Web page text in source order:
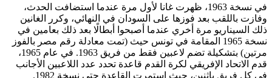
في نسخة 1963، ظهرت غانا لأول مرة عندما استضافت الحدث،
وفازت باللقب بعد فوزها على السودان في النهائي، وكرر الغانين
ذلك السيناريو مرة أخري عندما أصبحوا أبطالًا بعد ذلك بعامين في
نسخة 1965 المقامة في تونس حيث (تمت معادلة رقم مصر بالفوز
مرتين) بتشكيلة تضم لاعبين فقط من فريق 1963. في عام 1965،
قدم الاتحاد الإفريقي لكرة القدم قاعدة تحدد عدد اللاعبين الأجانب
في كل فريق بإثنين، حيث إستمرت القاعدة حتى نسخة 1982.